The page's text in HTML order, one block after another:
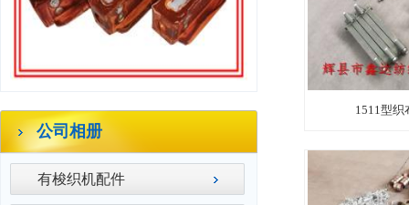
公司相册
有梭织机配件
1511型织